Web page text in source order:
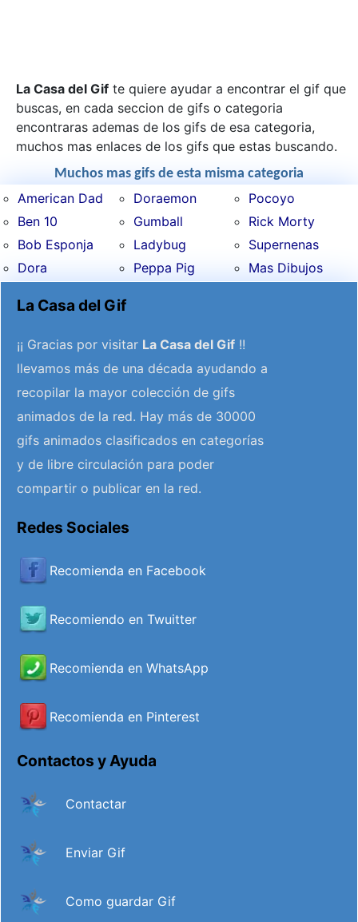
La Casa del Gif te quiere ayudar a encontrar el gif que
buscas, en cada seccion de gifs o categoria
encontraras ademas de los gifs de esa categoria,
muchos mas enlaces de los gifs que estas buscando.
Muchos mas gifs de esta misma categoria
American Dad
Ben 10
Bob Esponja
Dora
Doraemon
Gumball
Ladybug
Peppa Pig
Pocoyo
Rick Morty
Supernenas
Mas Dibujos
La Casa del Gif
¡¡ Gracias por visitar La Casa del Gif !!
llevamos más de una década ayudando a
recopilar la mayor colección de gifs
animados de la red. Hay más de 30000
gifs animados clasificados en categorías
y de libre circulación para poder
compartir o publicar en la red.
Redes Sociales
Recomienda en Facebook
Recomiendo en Twuitter
Recomienda en WhatsApp
Recomienda en Pinterest
Contactos y Ayuda
Contactar
Enviar Gif
Como guardar Gif